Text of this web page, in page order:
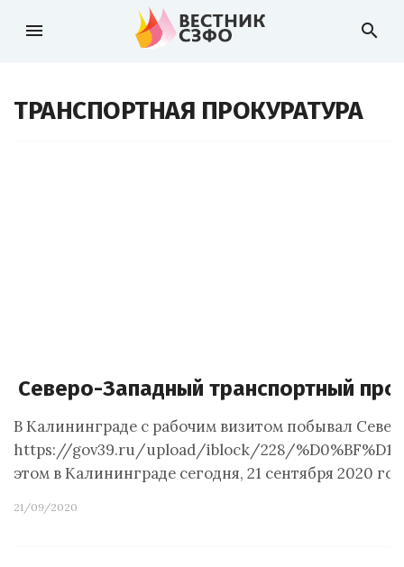
menu search
ТРАНСПОРТНАЯ ПРОКУРАТУРА
Северо-Западный транспортный
В Калининграде с рабочим визитом побывал
https://gov39.ru/upload/iblock/228/
этом в Калининграде сегодня, 21 сентября 2020
21/09/2020